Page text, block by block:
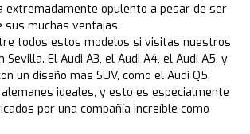
extremadamente opulento a pesar de ser
sus muchas ventajas.
todos estos modelos si visitas nuestros
Sevilla. El Audi A3, el Audi A4, el Audi A5, y
un diseño más SUV, como el Audi Q5,
ideales, y esto es especialmente
por una compañía increíble como